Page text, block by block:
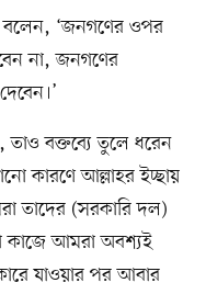
বলেন, ‘জনগণের ওপর
না, জনগণের
তাও বক্তব্যে তুলে ধরেন
কারণে আল্লাহর ইচ্ছায়
তাদের (সরকারি দল)
কাজে আমরা অবশ্যই
যাওয়ার পর আবার